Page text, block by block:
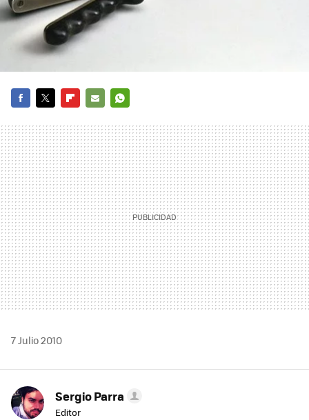
MAIL
7 Julio 2010
Sergio Parra
Editor